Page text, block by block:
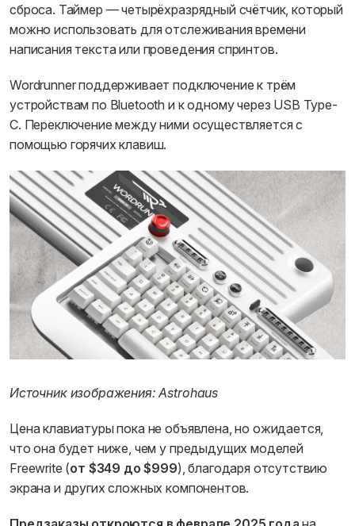
сброса. Таймер — четырёхразрядный счётчик, который
можно использовать для отслеживания времени
написания текста или проведения спринтов.
Wordrunner поддерживает подключение к трём
устройствам по Bluetooth и к одному через USB Type-
C. Переключение между ними осуществляется с
помощью горячих клавиш.
Источник изображения: Astrohaus
Цена клавиатуры пока не объявлена, но ожидается,
что она будет ниже, чем у предыдущих моделей
Freewrite (от $349 до $999), благодаря отсутствию
экрана и других сложных компонентов.